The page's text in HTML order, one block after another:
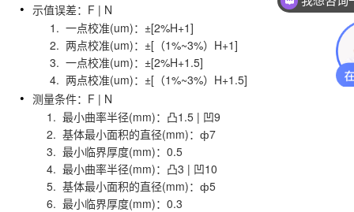
示值误差：F | N
1. 一点校准(um)：±[2%H+1]
2. 两点校准(um)：±[（1%~3%）H+1]
3. 一点校准(um)：±[2%H+1.5]
4. 两点校准(um)：±[（1%~3%）H+1.5]
测量条件：F | N
1. 最小曲率半径(mm)：凸1.5 | 凹9
2. 基体最小面积的直径(mm)：ф7
3. 最小临界厚度(mm)：0.5
4. 最小曲率半径(mm)：凸3 | 凹10
5. 基体最小面积的直径(mm)：ф5
6. 最小临界厚度(mm)：0.3
我想咨询一个